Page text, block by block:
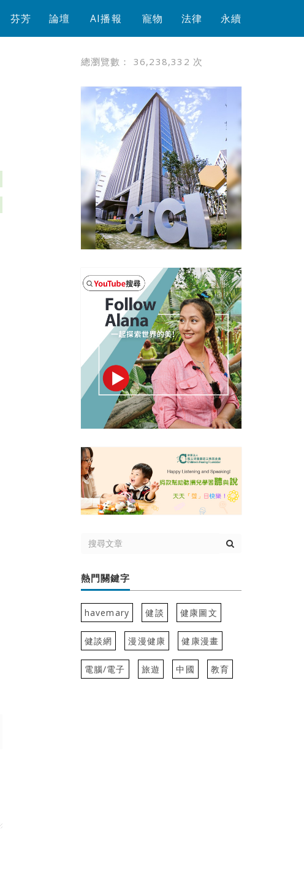
芬芳 論壇 AI播報 寵物 法律 永續
總瀏覽數： 36,238,332 次
熱門關鍵字
havemary 健談 健康圖文
健談網 漫漫健康 健康漫畫
電腦/電子 旅遊 中國 教育